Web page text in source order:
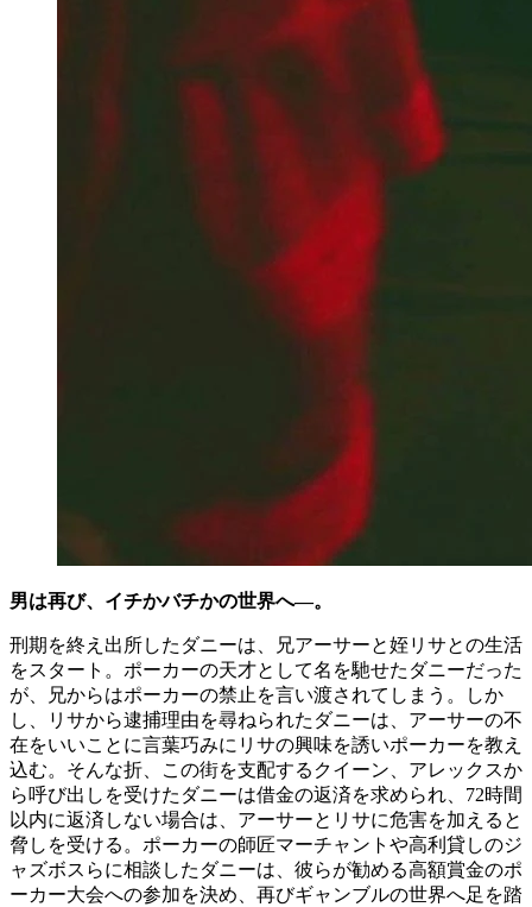
男は再び、イチかバチかの世界へ―。
刑期を終え出所したダニーは、兄アーサーと姪リサとの生活
をスタート。ポーカーの天才として名を馳せたダニーだった
が、兄からはポーカーの禁止を言い渡されてしまう。しか
し、リサから逮捕理由を尋ねられたダニーは、アーサーの不
在をいいことに言葉巧みにリサの興味を誘いポーカーを教え
込む。そんな折、この街を支配するクイーン、アレックスか
ら呼び出しを受けたダニーは借金の返済を求められ、72時間
以内に返済しない場合は、アーサーとリサに危害を加えると
脅しを受ける。ポーカーの師匠マーチャントや高利貸しのジ
ャズボスらに相談したダニーは、彼らが勧める高額賞金のポ
ーカー大会への参加を決め、再びギャンブルの世界へ足を踏